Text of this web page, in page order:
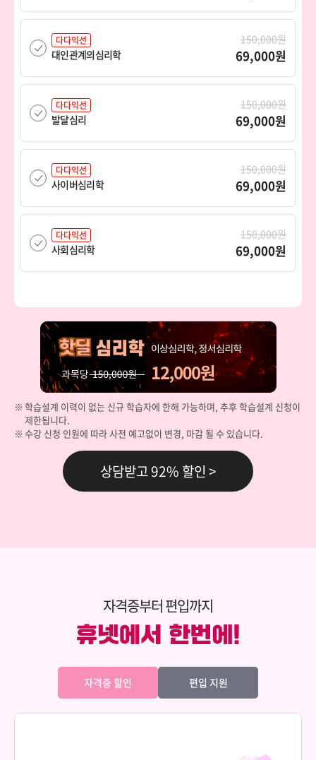
다다익선
대인관계의심리학
150,000원
69,000원
다다익선
발달심리
150,000원
69,000원
다다익선
사이버심리학
150,000원
69,000원
다다익선
사회심리학
150,000원
69,000원
다다익선
상담심리학
150,000원
69,000원
다다익선 150,000원
다다익선 150,000원
다다익선
소비자심리학 69,000원
150,000원
학습설계 이력이 없는 신규 학습자에 한해 가능하며, 추후 학습설계 신청이
제한됩니다.
수강 신청 인원에 따라 사전 예고없이 변경, 마감 될 수 있습니다.
상담받고 92% 할인 >
자격증부터 편입까지
자격증 할인 편입 지원